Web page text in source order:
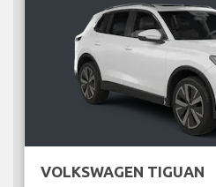
VOLKSWAGEN TIGUAN